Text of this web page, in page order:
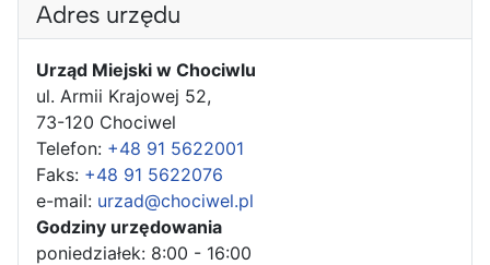
Adres urzędu
Urząd Miejski w Chociwlu
ul. Armii Krajowej 52,
73-120 Chociwel
Telefon: +48 91 5622001
Faks: +48 91 5622076
e-mail: urzad@chociwel.pl
Godziny urzędowania
poniedziałek: 8:00 - 16:00